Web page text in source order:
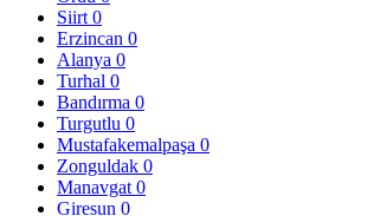
Siirt 0
Erzincan 0
Alanya 0
Turhal 0
Bandırma 0
Turgutlu 0
Mustafakemalpaşa 0
Zonguldak 0
Manavgat 0
Giresun 0